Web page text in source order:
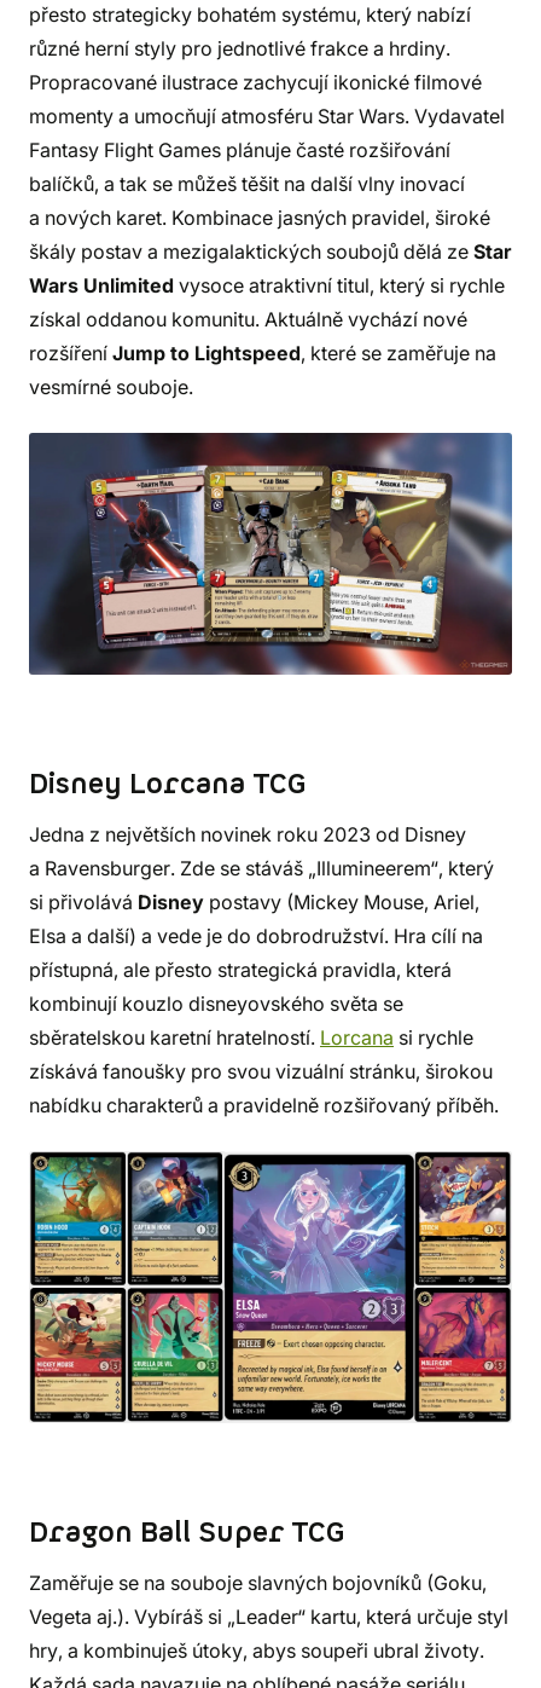
přesto strategicky bohatém systému, který nabízí
různé herní styly pro jednotlivé frakce a hrdiny.
Propracované ilustrace zachycují ikonické filmové
momenty a umocňují atmosféru Star Wars. Vydavatel
Fantasy Flight Games plánuje časté rozšiřování
balíčků, a tak se můžeš těšit na další vlny inovací
a nových karet. Kombinace jasných pravidel, široké
škály postav a mezigalaktických soubojů dělá ze Star
Wars Unlimited vysoce atraktivní titul, který si rychle
získal oddanou komunitu. Aktuálně vychází nové
rozšíření Jump to Lightspeed, které se zaměřuje na
vesmírné souboje.
Disney Lorcana TCG
Jedna z největších novinek roku 2023 od Disney
a Ravensburger. Zde se stáváš „Illumineerem“, který
si přivolává Disney postavy (Mickey Mouse, Ariel,
Elsa a další) a vede je do dobrodružství. Hra cílí na
přístupná, ale přesto strategická pravidla, která
kombinují kouzlo disneyovského světa se
sběratelskou karetní hratelností. Lorcana si rychle
získává fanoušky pro svou vizuální stránku, širokou
nabídku charakterů a pravidelně rozšiřovaný příběh.
Dragon Ball Super TCG
Zaměřuje se na souboje slavných bojovníků (Goku,
Vegeta aj.). Vybíráš si „Leader“ kartu, která určuje styl
hry, a kombinuješ útoky, abys soupeři ubral životy.